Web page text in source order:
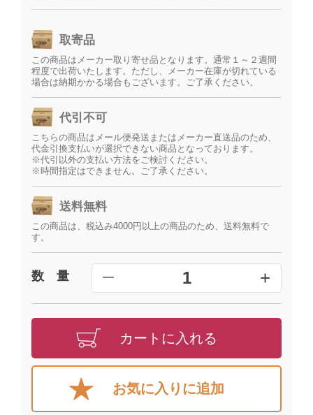
取寄品
この商品はメーカー取り寄せ品となります。通常１～２週間
程度で出荷いたします。ただし、メーカー在庫が切れている
場合は納期かかる場合もございます。ご了承ください。
代引不可
こちらの商品はメール便発送またはメーカー直送品のため、
代金引換支払いが選択できない商品となっております。
※代引以外の支払い方法をご検討ください。
※時間指定はできません。ご了承ください。
送料無料
この商品は、税込み4000円以上の商品のため、送料無料で
す。
数 量 ━ 1 +
カートに入れる
お気に入りに追加